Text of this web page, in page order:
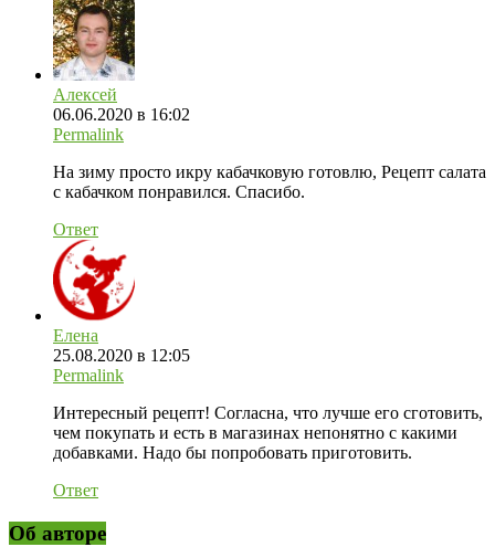
Алексей
06.06.2020 в 16:02
Permalink
На зиму просто икру кабачковую готовлю, Рецепт салата
с кабачком понравился. Спасибо.
Ответ
Елена
25.08.2020 в 12:05
Permalink
Интересный рецепт! Согласна, что лучше его сготовить,
чем покупать и есть в магазинах непонятно с какими
добавками. Надо бы попробовать приготовить.
Ответ
Об авторе